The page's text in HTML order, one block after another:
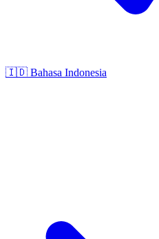
🇮🇩 Bahasa Indonesia